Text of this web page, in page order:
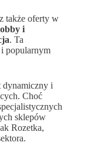
także oferty w
i
. Ta
popularnym
dynamiczny i
Choć
sklepów
Rozetka,